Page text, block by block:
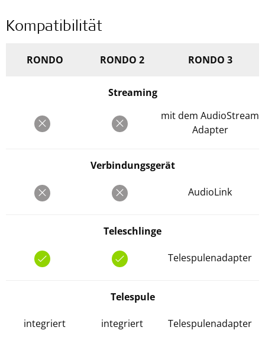
Kompatibilität
RONDO RONDO 2 RONDO 3
Streaming
mit dem AudioStream
Adapter
Verbindungsgerät
AudioLink
Teleschlinge
Telespulenadapter
Telespule
integriert integriert Telespulenadapter